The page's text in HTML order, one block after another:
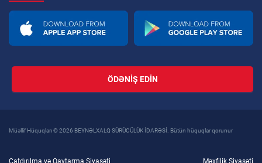
ÖDƏNIŞ EDIN
Müəllif Hüquqları © 2026 BEYNƏLXALQ SÜRÜCÜLÜK İDARƏSİ. Bütün hüquqlar qorunur